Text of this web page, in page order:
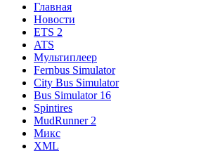
Главная
Новости
ETS 2
ATS
Мультиплеер
Fernbus Simulator
City Bus Simulator
Bus Simulator 16
Spintires
MudRunner 2
Микс
XML